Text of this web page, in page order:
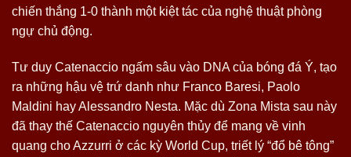
chiến thắng 1-0 thành một kiệt tác của nghệ thuật phòng
ngự chủ động.
Tư duy Catenaccio ngấm sâu vào DNA của bóng đá Ý, tạo
ra những hậu vệ trứ danh như Franco Baresi, Paolo
Maldini hay Alessandro Nesta. Mặc dù Zona Mista sau này
đã thay thế Catenaccio nguyên thủy để mang về vinh
quang cho Azzurri ở các kỳ World Cup, triết lý “đổ bê tông”